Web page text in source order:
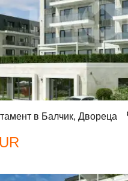
в Балчик, Двореца